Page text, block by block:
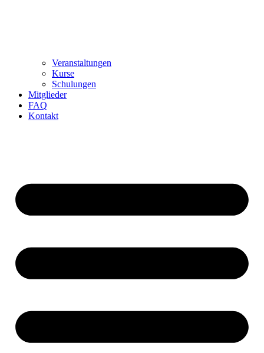
Veranstaltungen
Kurse
Schulungen
Mitglieder
FAQ
Kontakt